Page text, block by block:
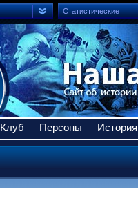
Статистические
Клуб Персоны История